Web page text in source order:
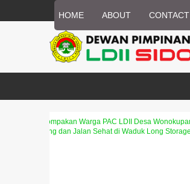
HOME ABOUT CONTACT